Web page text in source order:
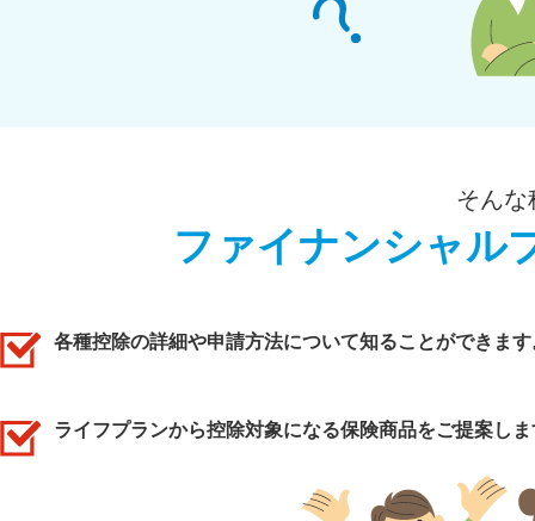
そんな
ファイナンシャル
各種控除の詳細や申請方法について知ることができます
ライフプランから控除対象になる保険商品をご提案し